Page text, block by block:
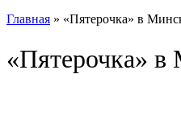
Главная » «Пятерочка» в
«Пятерочка» в